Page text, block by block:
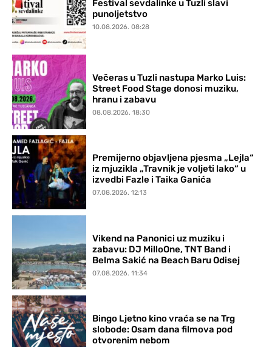
Festival sevdalinke u Tuzli slavi
punoljetstvo
10.08.2026. 08:28
Večeras u Tuzli nastupa Marko Luis:
Street Food Stage donosi muziku,
hranu i zabavu
08.08.2026. 18:30
Premijerno objavljena pjesma „Lejla“
iz mjuzikla „Travnik je voljeti lako“ u
izvedbi Fazle i Taika Ganića
07.08.2026. 12:13
Vikend na Panonici uz muziku i
zabavu: DJ MilloOne, TNT Band i
Belma Sakić na Beach Baru Odisej
07.08.2026. 11:34
Bingo Ljetno kino vraća se na Trg
slobode: Osam dana filmova pod
otvorenim nebom